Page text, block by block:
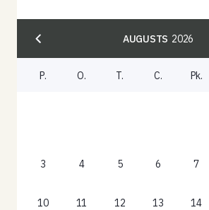
AUGUSTS 2026
P. O. T. C. Pk.
3 4 5 6 7
10 11 12 13 14